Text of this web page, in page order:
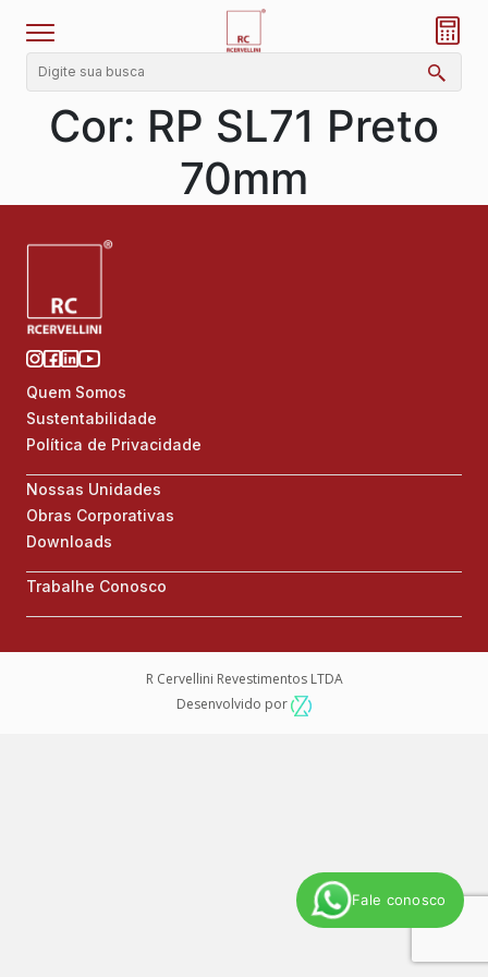
Fale conosco
Cor: RP SL71 Preto
70mm
Quem Somos
Sustentabilidade
Política de Privacidade
Nossas Unidades
Obras Corporativas
Downloads
Trabalhe Conosco
R Cervellini Revestimentos LTDA
Desenvolvido por